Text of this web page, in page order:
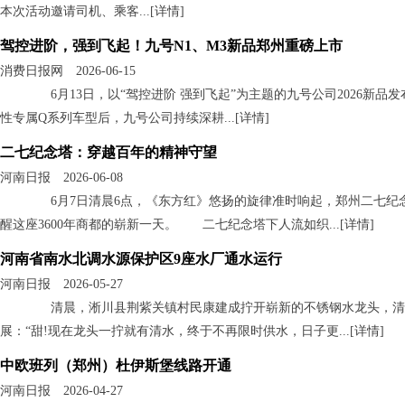
本次活动邀请司机、乘客...[详情]
驾控进阶，强到飞起！九号N1、M3新品郑州重磅上市
消费日报网 2026-06-15
6月13日，以“驾控进阶 强到飞起”为主题的九号公司2026新品
性专属Q系列车型后，九号公司持续深耕...[详情]
二七纪念塔：穿越百年的精神守望
河南日报 2026-06-08
6月7日清晨6点，《东方红》悠扬的旋律准时响起，郑州二七纪
醒这座3600年商都的崭新一天。 二七纪念塔下人流如织...[详情]
河南省南水北调水源保护区9座水厂通水运行
河南日报 2026-05-27
清晨，淅川县荆紫关镇村民康建成拧开崭新的不锈钢水龙头，
展：“甜!现在龙头一拧就有清水，终于不再限时供水，日子更...[详情]
中欧班列（郑州）杜伊斯堡线路开通
河南日报 2026-04-27